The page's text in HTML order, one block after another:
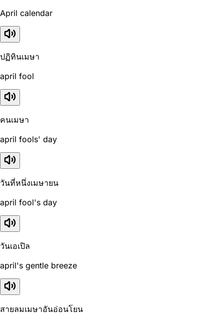
April calendar
ปฏิทินเมษา
april fool
คนเมษา
april fools' day
วันที่หนึ่งเมษายน
april fool's day
วันเอเปิล
april's gentle breeze
สายลมเมษาอันอ่อนโยน